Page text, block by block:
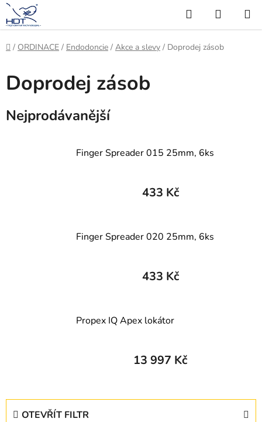
Přejít
na
obsah
Hledat
KOŠÍK
Domů
/ ORDINACE / Endodoncie / Akce a slevy / Doprodej zásob
Doprodej zásob
Nejprodávanější
Finger Spreader 015 25mm, 6ks
433 Kč
Finger Spreader 020 25mm, 6ks
433 Kč
Propex IQ Apex lokátor
13 997 Kč
OTEVŘÍT FILTR
V